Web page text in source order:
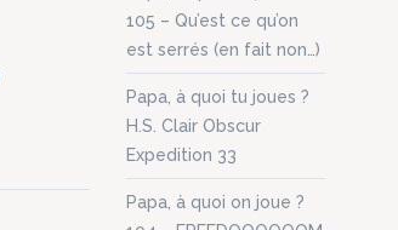
105 – Qu’est ce qu’on
est serrés (en fait non…)
Papa, à quoi tu joues ?
H.S. Clair Obscur
Expedition 33
Papa, à quoi on joue ?